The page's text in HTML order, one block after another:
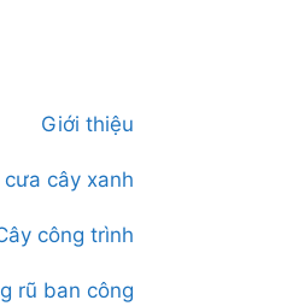
Giới thiệu
cưa cây xanh
công trình
rũ ban công